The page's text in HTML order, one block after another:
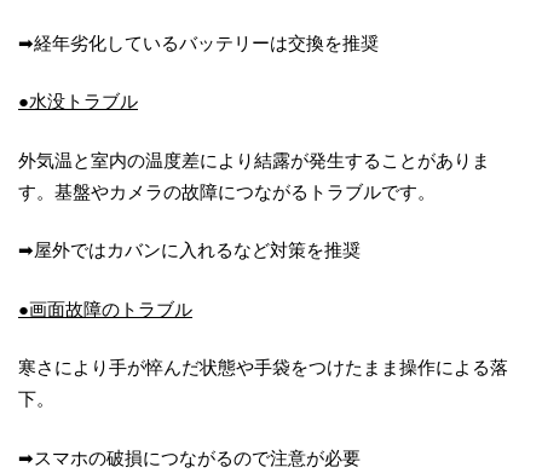
➡経年劣化しているバッテリーは交換を推奨
●水没トラブル
外気温と室内の温度差により結露が発生することがありま
す。基盤やカメラの故障につながるトラブルです。
➡屋外ではカバンに入れるなど対策を推奨
●画面故障のトラブル
寒さにより手が悴んだ状態や手袋をつけたまま操作による落
下。
➡スマホの破損につながるので注意が必要